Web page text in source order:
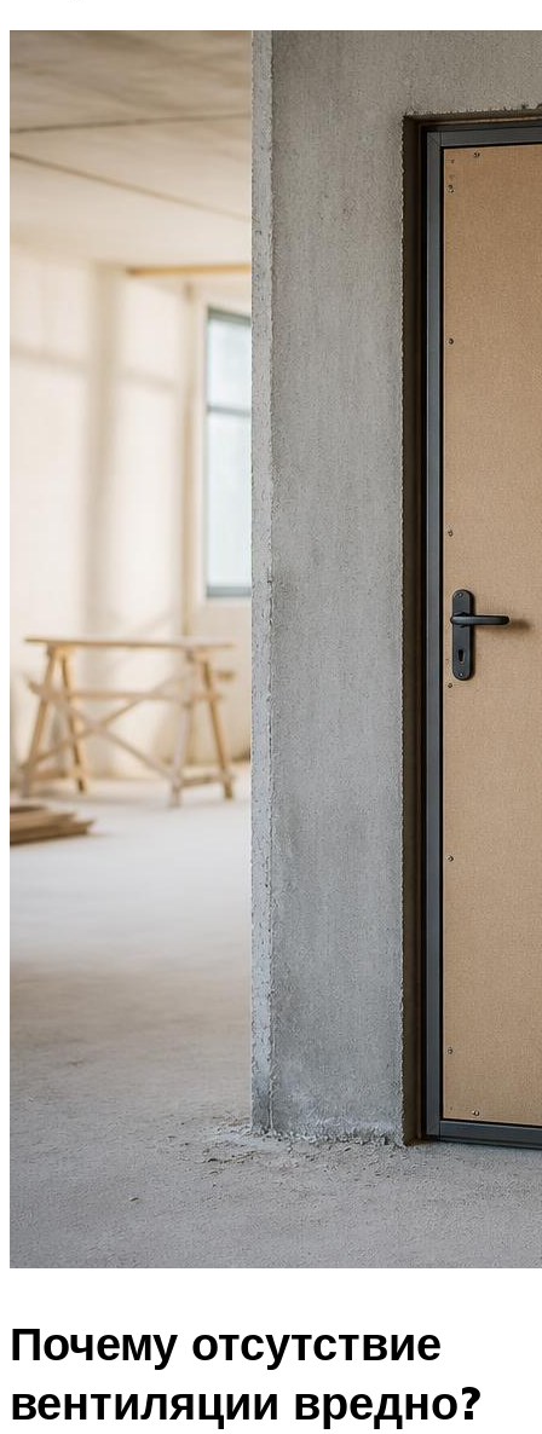
Почему отсутствие
вентиляции вредно?